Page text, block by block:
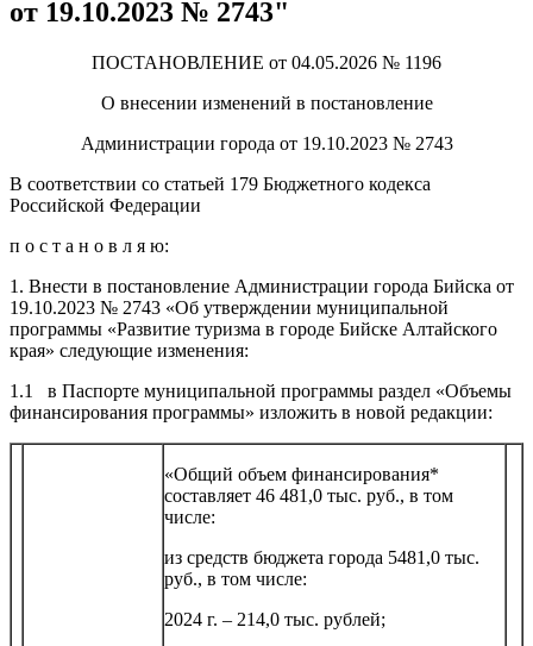
от 19.10.2023 № 2743"
ПОСТАНОВЛЕНИЕ от 04.05.2026 № 1196
О внесении изменений в постановление
Администрации города от 19.10.2023 № 2743
В соответствии со статьей 179 Бюджетного кодекса
Российской Федерации
п о с т а н о в л я ю:
1. Внести в постановление Администрации города Бийска от
19.10.2023 № 2743 «Об утверждении муниципальной
программы «Развитие туризма в городе Бийске Алтайского
края» следующие изменения:
1.1 в Паспорте муниципальной программы раздел «Объемы
финансирования программы» изложить в новой редакции:
«Общий объем финансирования*
составляет 46 481,0 тыс. руб., в том
числе:
из средств бюджета города 5481,0 тыс.
руб., в том числе:
2024 г. – 214,0 тыс. рублей;